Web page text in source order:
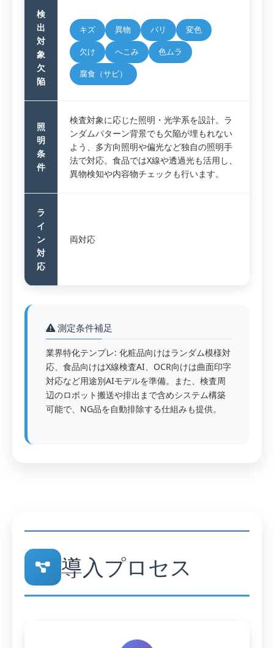
検
出
対
象
欠
陥
キズ 異物 バリ 変色
欠け へこみ 色ムラ
腐食（サビ）
照
明
条
件
検査対象に応じた照明・光学系を設計。ラ
ンダムパターン背景でも欠陥が埋もれない
よう、多方向照明や偏光など独自の照明手
法で対応。食品ではX線や透過光も活用し、
異物検知や内容物チェックも行います。
ラ
イ
ン
対
応
両対応
測定条件補足
業界特化テンプレ: 化粧品向けはランダム模様対
応、食品向けはX線検査AI、OCR向けは曲面印字
対応など用途別AIモデルを準備。また、検査周
辺のロボット搬送や排出まで含めシステム構築
可能で、NG品を自動排除する仕組みも提供。
導入プロセス